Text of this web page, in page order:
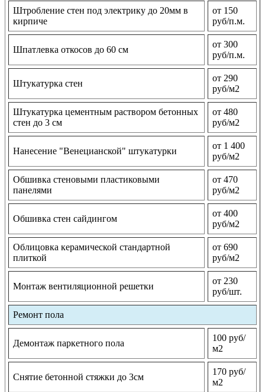
Штробление стен под электрику до 20мм в
кирпиче
от 150
руб/п.м.
Шпатлевка откосов до 60 см
от 300
руб/п.м.
Штукатурка стен
от 290
руб/м2
Штукатурка цементным раствором бетонных
стен до 3 см
от 480
руб/м2
Нанесение "Венецианской" штукатурки
от 1 400
руб/м2
Обшивка стеновыми пластиковыми
панелями
от 470
руб/м2
Обшивка стен сайдингом
от 400
руб/м2
Облицовка керамической стандартной
плиткой
от 690
руб/м2
Монтаж вентиляционной решетки
от 230
руб/шт.
Ремонт пола
Демонтаж паркетного пола
100 руб/
м2
Снятие бетонной стяжки до 3см
170 руб/
м2